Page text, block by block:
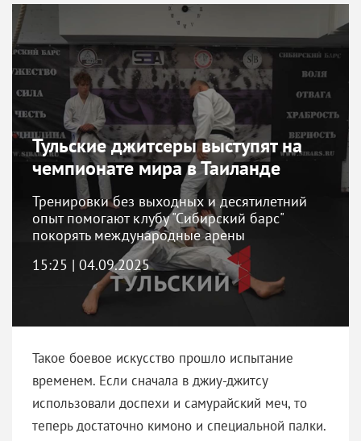
Тульские джитсеры выступят на
чемпионате мира в Таиланде
Тренировки без выходных и десятилетний
опыт помогают клубу "Сибирский барс"
покорять международные арены
15:25 | 04.09.2025
Такое боевое искусство прошло испытание
временем. Если сначала в джиу-джитсу
использовали доспехи и самурайский меч, то
теперь достаточно кимоно и специальной палки.